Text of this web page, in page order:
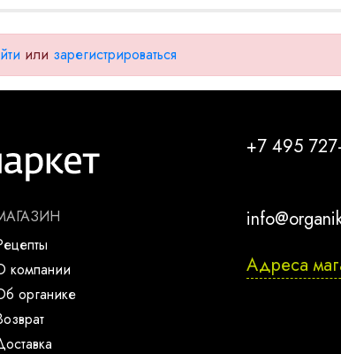
или зарегистрироваться
компании
органике
+7 495
Адреса